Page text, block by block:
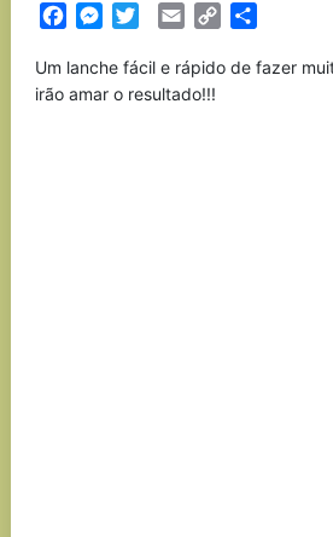
FacebookMessenger
TwitterEmail Copy
Um lanche fácil e rápido de fazer
irão amar o resultado!!!